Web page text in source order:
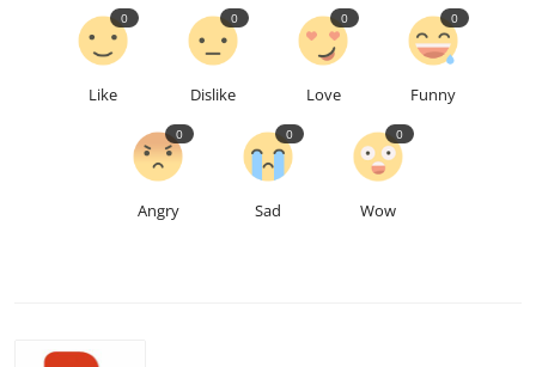
Like
0
Dislike
0
Love
0
Funny
0
Angry
0
Sad
0
Wow
0